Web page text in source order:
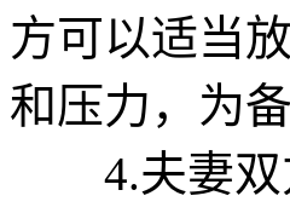
方可以适当
和压力，为
4.夫妻双